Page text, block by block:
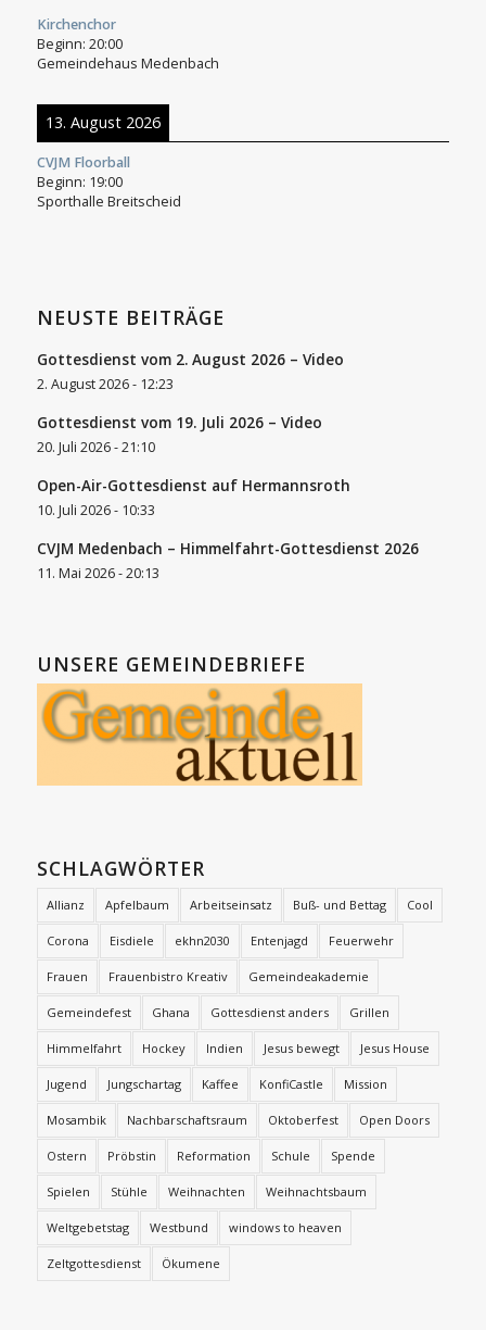
Kirchenchor
Beginn: 20:00
Gemeindehaus Medenbach
13. August 2026
CVJM Floorball
Beginn: 19:00
Sporthalle Breitscheid
NEUSTE BEITRÄGE
Gottesdienst vom 2. August 2026 – Video
2. August 2026 - 12:23
Gottesdienst vom 19. Juli 2026 – Video
20. Juli 2026 - 21:10
Open-Air-Gottesdienst auf Hermannsroth
10. Juli 2026 - 10:33
CVJM Medenbach – Himmelfahrt-Gottesdienst 2026
11. Mai 2026 - 20:13
UNSERE GEMEINDEBRIEFE
SCHLAGWÖRTER
Allianz Apfelbaum Arbeitseinsatz Buß- und Bettag Cool
Corona Eisdiele ekhn2030 Entenjagd Feuerwehr
Frauen Frauenbistro Kreativ Gemeindeakademie
Gemeindefest Ghana Gottesdienst anders Grillen
Himmelfahrt Hockey Indien Jesus bewegt Jesus House
Jugend Jungschartag Kaffee KonfiCastle Mission
Mosambik Nachbarschaftsraum Oktoberfest Open Doors
Ostern Pröbstin Reformation Schule Spende
Spielen Stühle Weihnachten Weihnachtsbaum
Weltgebetstag Westbund windows to heaven
Zeltgottesdienst Ökumene